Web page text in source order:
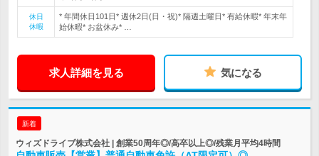
休日
休暇
* 年間休日101日* 週休2日(日・祝)* 隔週土曜日* 有給休暇* 年末年
始休暇* お盆休み* …
求人詳細を見る 気になる
新着
ウィズドライブ株式会社 | 創業50周年◎/高卒以上◎/残業月平均4時間